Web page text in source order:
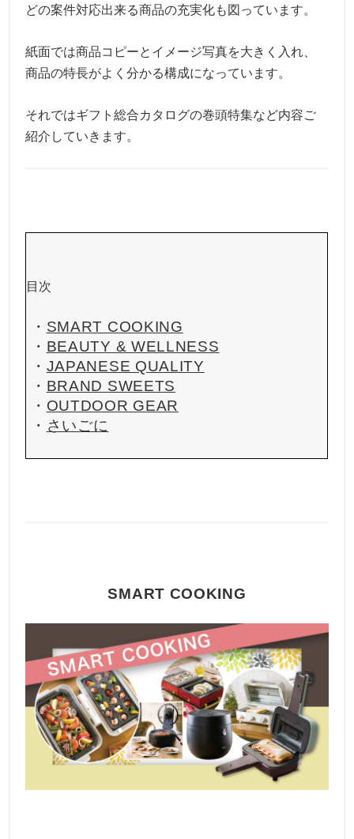
どの案件対応出来る商品の充実化も図っています。
紙面では商品コピーとイメージ写真を大きく入れ、
商品の特長がよく分かる構成になっています。
それではギフト総合カタログの巻頭特集など内容ご
紹介していきます。
目次
・ SMART COOKING
・ BEAUTY & WELLNESS
・ JAPANESE QUALITY
・ BRAND SWEETS
・ OUTDOOR GEAR
・ さいごに
SMART COOKING